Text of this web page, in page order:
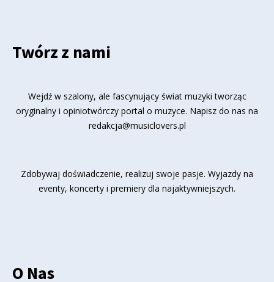
Twórz z nami
Wejdź w szalony, ale fascynujący świat muzyki tworząc
oryginalny i opiniotwórczy portal o muzyce. Napisz do nas na
redakcja@musiclovers.pl
Zdobywaj doświadczenie, realizuj swoje pasje. Wyjazdy na
eventy, koncerty i premiery dla najaktywniejszych.
O Nas